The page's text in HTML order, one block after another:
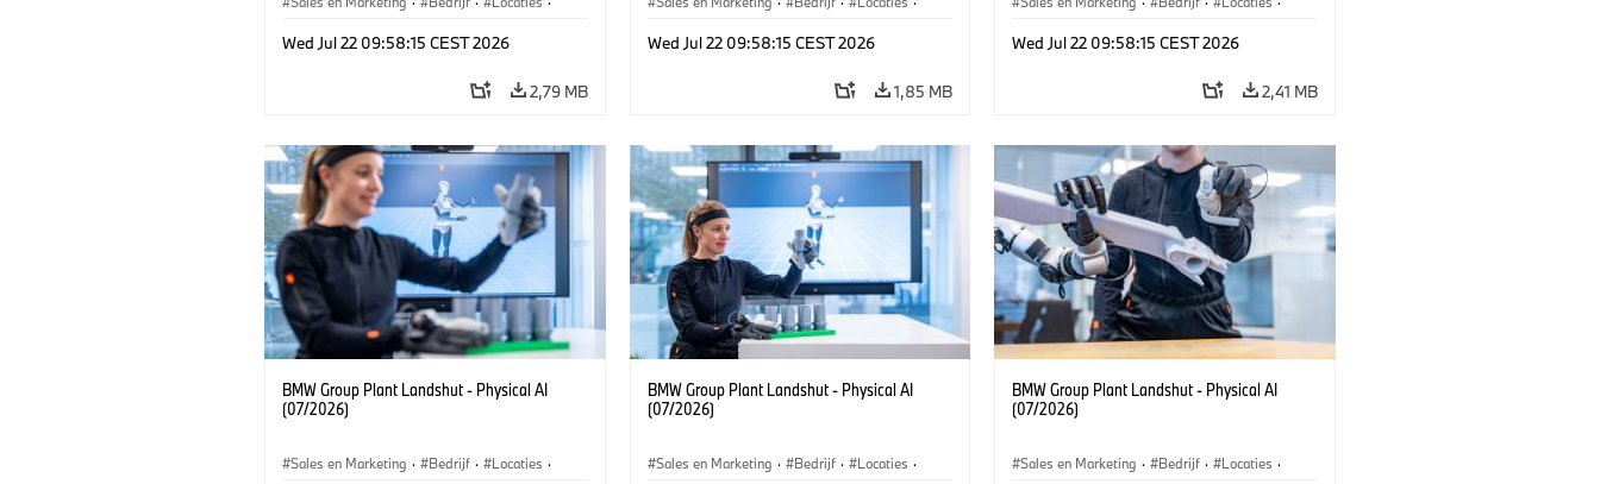
Wed Jul 22 09:58:15 CEST 2026
2,79 MB
Wed Jul 22 09:58:15 CEST 2026
1,85 MB
Wed Jul 22 09:58:15 CEST 2026
2,41 MB
BMW Group Plant Landshut - Physical AI
(07/2026)
Sales en Marketing · Bedrijf · Locaties ·
BMW Group Plant Landshut - Physical AI
(07/2026)
Sales en Marketing · Bedrijf · Locaties ·
BMW Group Plant Landshut - Physical AI
(07/2026)
Sales en Marketing · Bedrijf · Locaties ·